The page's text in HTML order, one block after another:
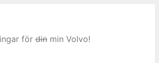
för din min Volvo!